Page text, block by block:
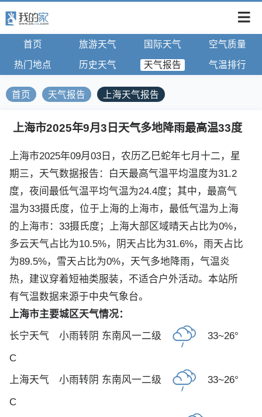
首页 旅游天气 国际天气 空气质量
热门地点 历史天气 天气报告 气温排行
首页 天气报告 上海天气报告
上海市2025年9月3日天气多地降雨最高温33度
上海市2025年09月03日，农历乙巳蛇年七月十二，星
期三，天气数据报告：白天最高气温平均温度为31.2
度，夜间最低气温平均气温为24.4度；其中，最高气
温为33摄氏度，位于上海的上海市，最低气温为上海
的上海市：33摄氏度；上海大部区域晴天占比为0%，
多云天气占比为10.5%，阴天占比为31.6%，雨天占比
为89.5%，雪天占比为0%，天气多地降雨，气温炎
热，建议穿着短袖类服装，不适合户外活动。本站所
有气温数据来源于中央气象台。
上海市主要城区天气情况：
长宁天气 小雨转阴 东南风一二级 33~26°
C
上海天气 小雨转阴 东南风一二级 33~26°
C